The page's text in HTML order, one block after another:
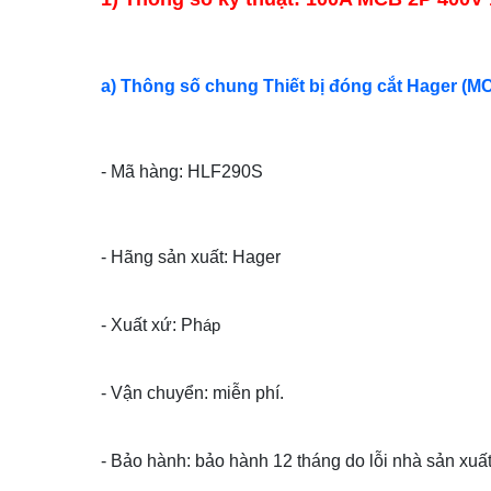
a) Thông số chung Thiết bị đóng cắt Hager
- Mã hàng: HLF290S
- Hãng sản xuất: Hager
- Xuất xứ: Pháp
- Vận chuyển: miễn phí.
- Bảo hành: bảo hành 12 tháng do lỗi nhà sản